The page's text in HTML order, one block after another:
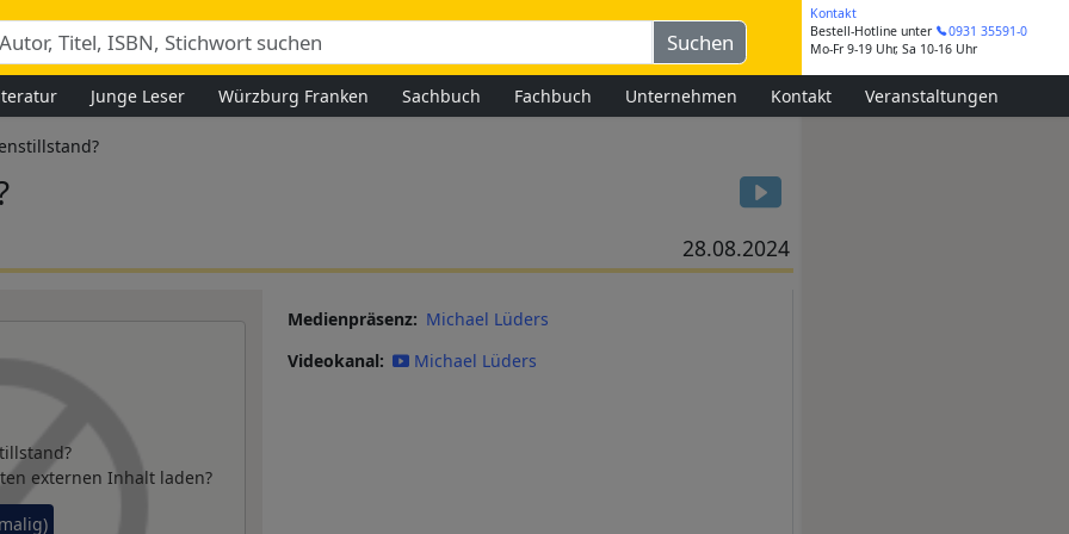
Kontakt
Bestell-Hotline unter
0931 35591-0
Mo-Fr 9-19 Uhr, Sa 10-16 Uhr
Junge Leser Würzburg Franken Sachbuch Fachbuch Unternehmen Kontakt Veranstaltungen
28.08.2024
externen Inhalt laden?
Medienpräsenz
Michael Lüders
Videokanal
Michael Lüders